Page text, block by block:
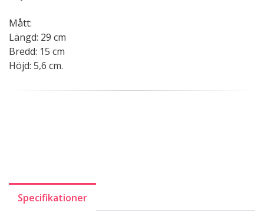
Mått:
Längd: 29 cm
Bredd: 15 cm
Höjd: 5,6 cm.
Specifikationer